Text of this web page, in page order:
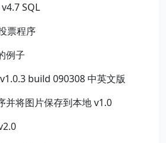
SQL
票程序
例子
build 090308 中英文版
并将图片保存到本地 v1.0